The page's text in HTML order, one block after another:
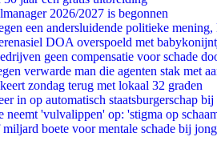
2026/2027 is begonnen
een andersluidende politieke
DOA overspoeld met
geen compensatie voor schade
verwarde man die agenten stak met
zondag terug met lokaal 32 graden
in op automatisch staatsburgerschap
neemt 'vulvalippen' op: 'stigma op
boete voor mentale schade bij